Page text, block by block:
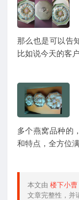
那么也是可以告
比如说今天的客
多个燕窝品种的
和特点，全方位
本文由 楼下小曹
文章完整性，并